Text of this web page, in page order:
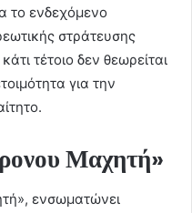
το ενδεχόμενο
στράτευσης
τέτοιο δεν θεωρείται
για την
Μαχητή»
ενσωματώνει